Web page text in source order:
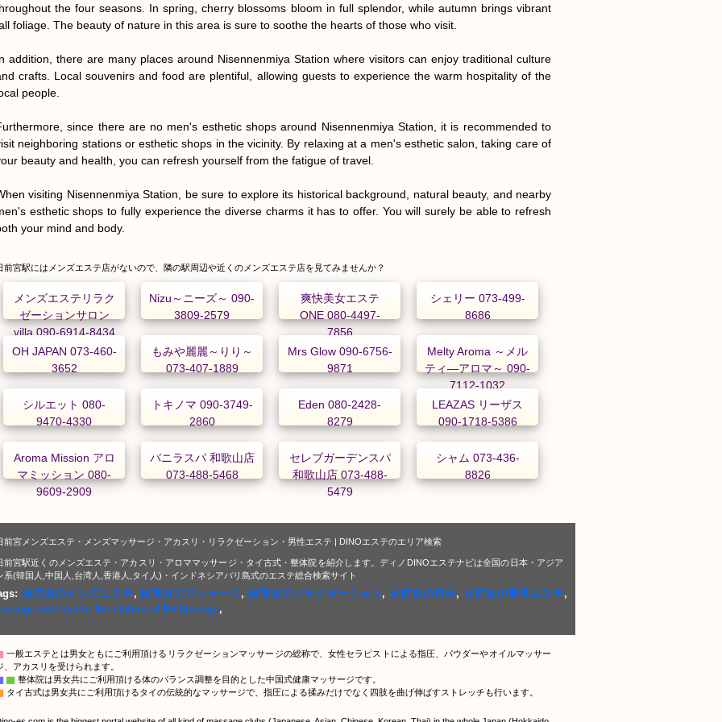
the four seasons. In spring, cherry blossoms bloom in full splendor, while autumn brings vibrant
foliage. The beauty of nature in this area is sure to soothe the hearts of those who visit.
addition, there are many places around Nisennenmiya Station where visitors can enjoy traditional culture
crafts. Local souvenirs and food are plentiful, allowing guests to experience the warm hospitality of the
people.
since there are no men's esthetic shops around Nisennenmiya Station, it is recommended to
neighboring stations or esthetic shops in the vicinity. By relaxing at a men's esthetic salon, taking care of
beauty and health, you can refresh yourself from the fatigue of travel.
visiting Nisennenmiya Station, be sure to explore its historical background, natural beauty, and nearby
esthetic shops to fully experience the diverse charms it has to offer. You will surely be able to refresh
your mind and body.
前宮駅にはメンズエステ店がないので、隣の駅周辺や近くのメンズエステ店を見てみませんか？
メンズエステリラク
ゼーションサロン
villa 090-6914-8434
Nizu～ニーズ～ 090-
3809-2579
爽快美女エステ
ONE 080-4497-
7856
シェリー 073-499-
8686
OH JAPAN 073-460-
3652
もみや麗麗～りり～
073-407-1889
Mrs Glow 090-6756-
9871
Melty Aroma ～メル
ティ―アロマ～ 090-
7112-1032
シルエット 080-
9470-4330
トキノマ 090-3749-
2860
Eden 080-2428-
8279
LEAZAS リーザス
090-1718-5386
Aroma Mission アロ
マミッション 080-
9609-2909
バニラスパ 和歌山店
073-488-5468
セレブガーデンスパ
和歌山店 073-488-
5479
シャム 073-436-
8826
前宮メンズエステ・メンズマッサージ・アカスリ・リラクゼーション・男性エステ | DINOエステのエリア検索
前宮駅近くのメンズエステ・アカスリ・アロママッサージ・タイ古式・整体院を紹介します。ディノDINOエステナビは全国の日本・アジア
系(韓国人,中国人,台湾人,香港人,タイ人)・インドネシアバリ島式のエステ総合検索サイト
日前宮のメンズエステ, 日前宮のマッサージ, 日前宮のリラクゼーション, 日前宮の指圧, 日前宮の男性エステ,
and spa in the station of Nichizengū,
一般エステとは男女ともにご利用頂けるリラクゼーションマッサージの総称で、女性セラピストによる指圧、パウダーやオイルマッサー
、アカスリを受けられます。
▇ 整体院は男女共にご利用頂ける体のバランス調整を目的とした中国式健康マッサージです。
タイ古式は男女共にご利用頂けるタイの伝統的なマッサージで、指圧による揉みだけでなく四肢を曲げ伸ばすストレッチも行います。